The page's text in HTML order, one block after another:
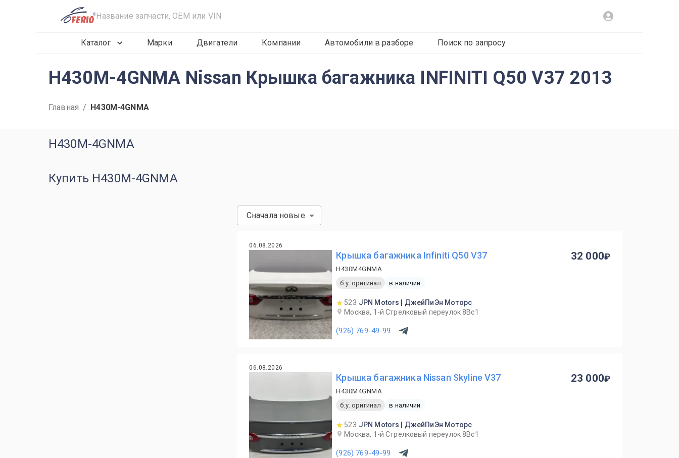
R
Каталог Марки Двигатели Компании Автомобили в разборе Поиск по запросу
H430M-4GNMA Nissan Крышка багажника INFINITI Q50 V37 2013
Главная / H430M-4GNMA
H430M-4GNMA
Купить H430M-4GNMA
Сначала новые
06.08.2026
Крышка багажника Infiniti Q50 V37
H430M4GNMA
б.у. оригинал
в наличии
523 JPN Motors | ДжейПиЭн Моторс
Москва, 1-й Cтрелковый переулок 8Вс1
(926) 769-49-99
32 000
06.08.2026
Крышка багажника Nissan Skyline V37
H430M4GNMA
б.у. оригинал
в наличии
523 JPN Motors | ДжейПиЭн Моторс
Москва, 1-й Cтрелковый переулок 8Вс1
(926) 769-49-99
23 000